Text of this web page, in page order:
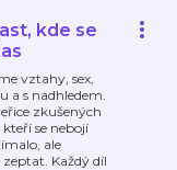
kde se
vztahy, sex,
a s nadhledem.
zkušených
se nebojí
ale
Každý díl